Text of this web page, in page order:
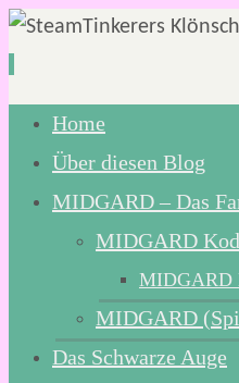
Zum
Inhalt
springen
Home
Über diesen Blog
MIDGARD – Das
MIDGARD
MIDGARD
MIDGARD
Das Schwarze Auge